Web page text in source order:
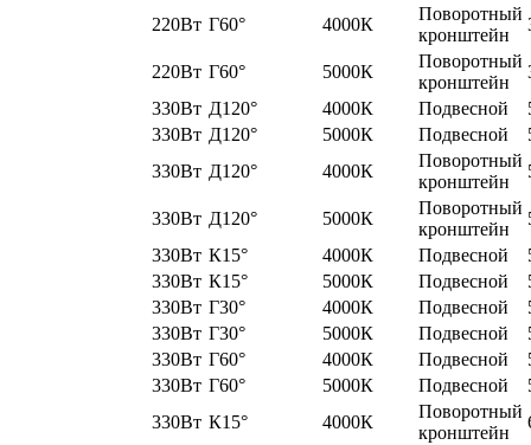
220Вт Г60° 4000К
Поворотный
кронштейн
220Вт Г60° 5000К
Поворотный
кронштейн
330Вт Д120° 4000К Подвесной
330Вт Д120° 5000К Подвесной
330Вт Д120° 4000К
Поворотный
кронштейн
330Вт Д120° 5000К
Поворотный
кронштейн
330Вт К15° 4000К Подвесной
330Вт К15° 5000К Подвесной
330Вт Г30° 4000К Подвесной
330Вт Г30° 5000К Подвесной
330Вт Г60° 4000К Подвесной
330Вт Г60° 5000К Подвесной
330Вт К15° 4000К
Поворотный
кронштейн